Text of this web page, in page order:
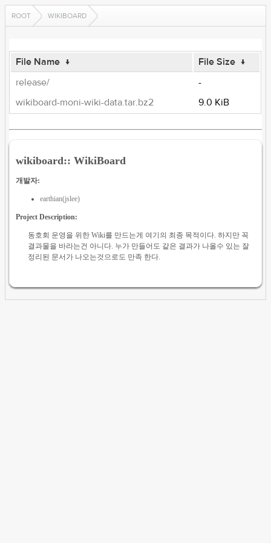
ROOT WIKIBOARD
File Name ↓ File Size ↓
release/
-
wikiboard-moni-wiki-data.tar.bz2
9.0 KiB
wikiboard:: WikiBoard
개발자:
earthian(jslee)
Project Description:
동호회 운영을 위한 Wiki를 만드는게 여기의 최종 목적이다. 하지만 꼭
결과물을 바라는건 아니다. 누가 만들어도 같은 결과가 나올수 있는 잘
정리된 문서가 나오는것으로도 만족 한다.